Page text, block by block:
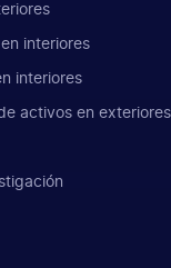
interiores
interiores
activos en exteriores